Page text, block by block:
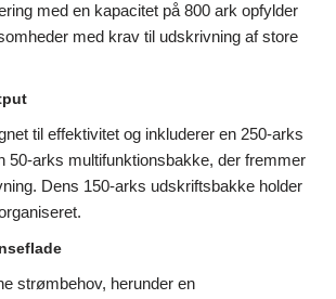
med en kapacitet på 800 ark opfylder
med krav til udskrivning af store
til effektivitet og inkluderer en 250-arks
50-arks multifunktionsbakke, der fremmer
Dens 150-arks udskriftsbakke holder
strømbehov, herunder en